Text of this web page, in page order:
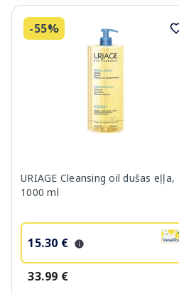
-55%
URIAGE Cleansing oil dušas eļļa,
1000 ml
15.30 €
33.99 €